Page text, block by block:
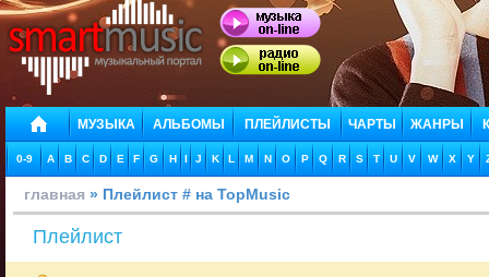
МУЗЫКА АЛЬБОМЫ ПЛЕЙЛИСТЫ ЧАРТЫ ЖАНРЫ
0-9 A B C D E F G H I J K L M N O P Q R S T U V W X Y
главная » Плейлист # на TopMusic
Плейлист